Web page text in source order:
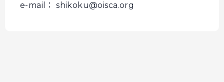
e-mail： shikoku@oisca.org